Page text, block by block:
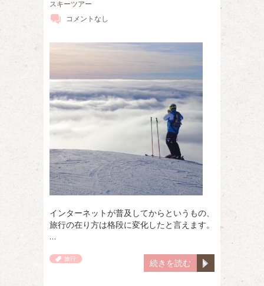
スキーツアー
コメントなし
インターネットが普及してからというもの、
旅行の在り方は格段に変化したと言えます。
…
続きを読む
旅行